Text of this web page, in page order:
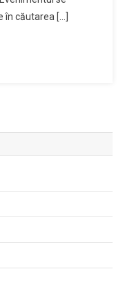
căutarea […]